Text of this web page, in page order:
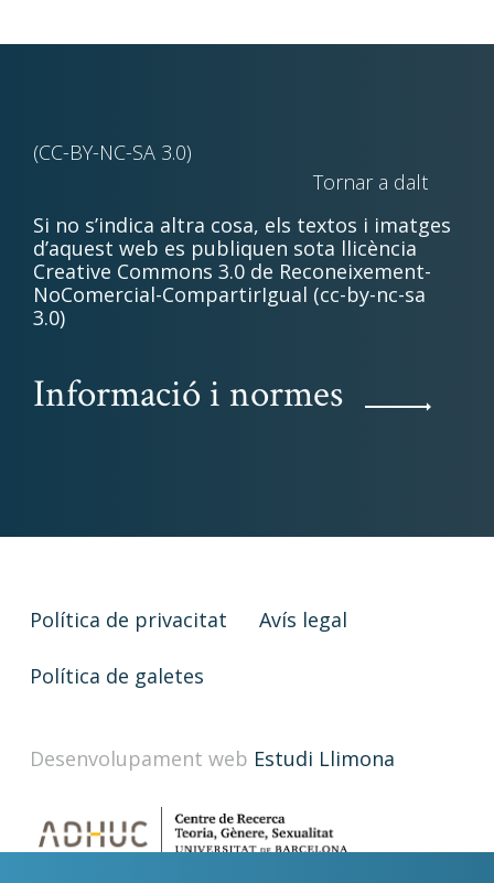
(CC-BY-NC-SA 3.0)
Tornar a dalt
Si no s’indica altra cosa, els textos i imatges
d’aquest web es publiquen sota llicència
Creative Commons 3.0 de Reconeixement-
NoComercial-CompartirIgual (cc-by-nc-sa
3.0)
Informació i normes
Política de privacitat Avís legal
Política de galetes
Desenvolupament web Estudi Llimona